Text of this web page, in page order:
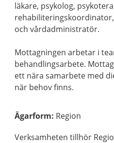
läkare, psykolog,
och vårdadministratör.
Mottagningen arbetar i
behandlingsarbete.
ett nära samarbete med
när behov finns.
Ägarform: Region
Verksamheten tillhör